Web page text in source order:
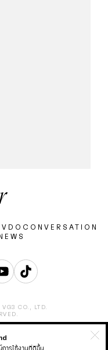
VDO CONVERSATION
CO., LTD.
TERMS & CONDITION
การใช้งานที่ดีขึ้น